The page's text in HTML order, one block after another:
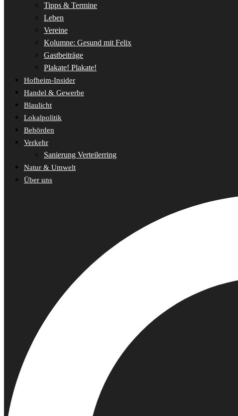
Tipps & Termine
Leben
Vereine
Kolumne: Gesund mit Felix
Gastbeiträge
Plakate! Plakate!
Hofheim-Insider
Handel & Gewerbe
Blaulicht
Lokalpolitik
Behörden
Verkehr
Sanierung Verteilerring
Natur & Umwelt
Über uns